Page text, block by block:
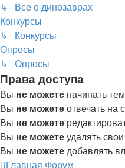
↳ Все о динозаврах
Конкурсы
↳ Конкурсы
Опросы
↳ Опросы
Права доступа
Вы не можете начинать
Вы не можетеотвечать на
Вы не можете
Вы не можетеудалять
Вы не можетедобавлять
Главная Форум